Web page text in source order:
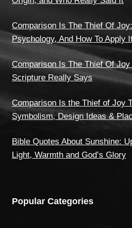
Comparison Is The Thief Of
Psychology, And How To Apply
Comparison Is The Thief Of
Scripture Really Says
Comparison Is the Thief of Joy
Symbolism, Design Ideas &
Bible Quotes About Sunshine:
Light, Warmth and God’s Glory
Popular Categories